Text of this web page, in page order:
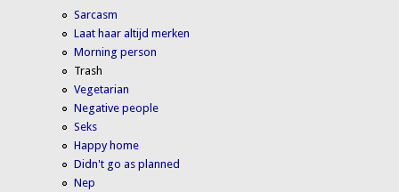
Sarcasm
Laat haar altijd merken
Morning person
Trash
Vegetarian
Negative people
Seks
Happy home
Didn't go as planned
Nep